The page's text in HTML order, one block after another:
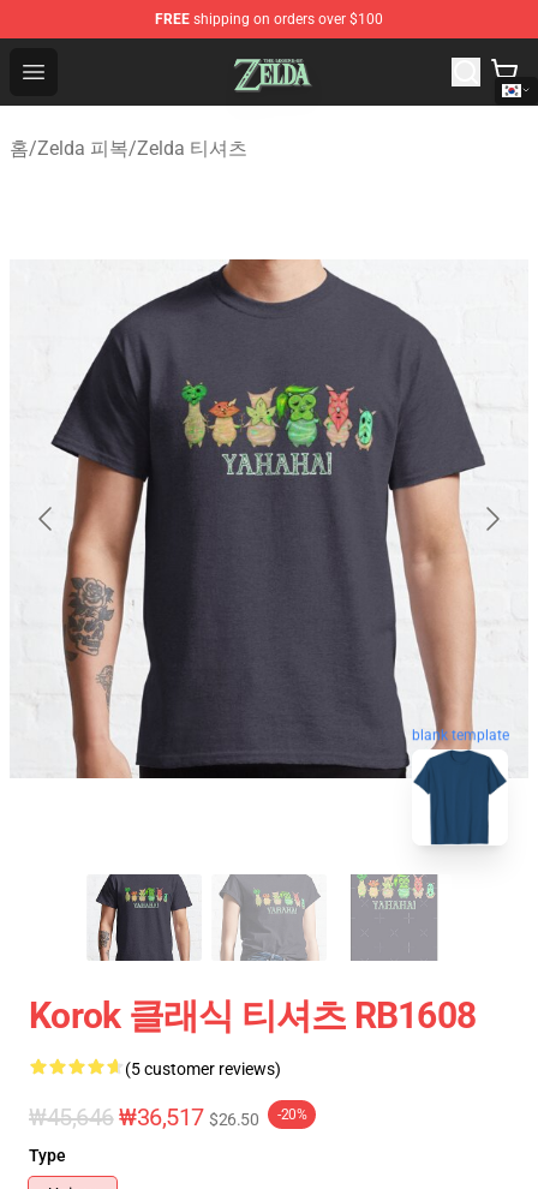
FREE shipping on orders over $100
Open menu
The Legend of Zelda Store - Official The Legend of
홈/Zelda 피복/Zelda 티셔츠
blank template
Korok 클래식 티셔츠 RB1608
(5 customer reviews)
₩45,646₩36,517 $26.50 -20%
Type